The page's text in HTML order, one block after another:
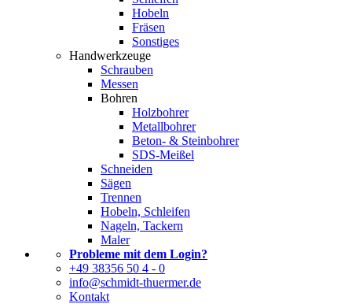
Hobeln
Fräsen
Sonstiges
Handwerkzeuge
Schrauben
Messen
Bohren
Holzbohrer
Metallbohrer
Beton- & Steinbohrer
SDS-Meißel
Schneiden
Sägen
Trennen
Hobeln, Schleifen
Nageln, Tackern
Maler
Probleme mit dem Login?
+49 38356 50 4 - 0
info@schmidt-thuermer.de
Kontakt